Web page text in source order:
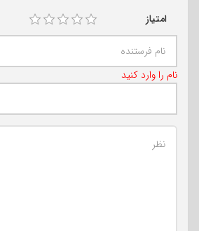
امتیاز
نام را وارد کنید